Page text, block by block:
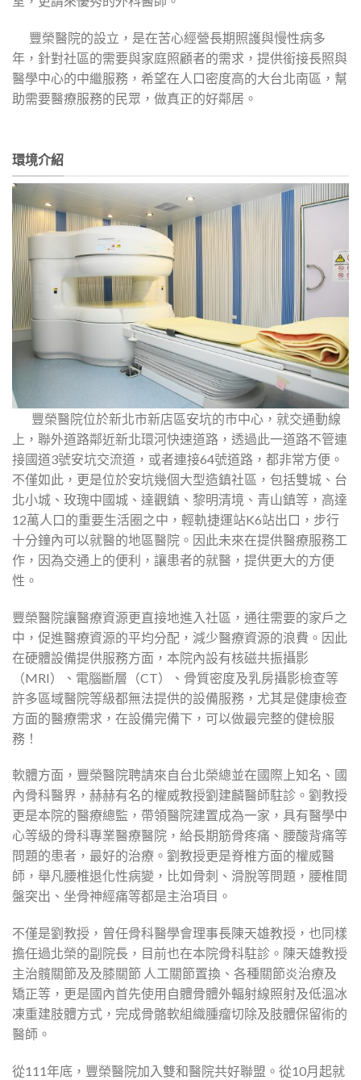
豐榮醫院的設立，是在苦心經營長期照護與慢性病多
年，針對社區的需要與家庭照顧者的需求，提供銜接長照與
醫學中心的中繼服務，希望在人口密度高的大台北南區，幫
助需要醫療服務的民眾，做真正的好鄰居。
環境介紹
豐榮醫院位於新北市新店區安坑的市中心，就交通動線
上，聯外道路鄰近新北環河快速道路，透過此一道路不管連
接國道3號安坑交流道，或者連接64號道路，都非常方便。
不僅如此，更是位於安坑幾個大型造鎮社區，包括雙城、台
北小城、玫瑰中國城、達觀鎮、黎明清境、青山鎮等，高達
12萬人口的重要生活圈之中，輕軌捷運站K6站出口，步行
十分鐘內可以就醫的地區醫院。因此未來在提供醫療服務工
作，因為交通上的便利，讓患者的就醫，提供更大的方便
性。
豐榮醫院讓醫療資源更直接地進入社區，通往需要的家戶之
中，促進醫療資源的平均分配，減少醫療資源的浪費。因此
在硬體設備提供服務方面，本院內設有核磁共振攝影
（MRI）、電腦斷層（CT）、骨質密度及乳房攝影檢查等
許多區域醫院等級都無法提供的設備服務，尤其是健康檢查
方面的醫療需求，在設備完備下，可以做最完整的健檢服
務！
軟體方面，豐榮醫院聘請來自台北榮總並在國際上知名、國
內骨科醫界，赫赫有名的權威教授劉建麟醫師駐診。劉教授
更是本院的醫療總監，帶領醫院建置成為一家，具有醫學中
心等級的骨科專業醫療醫院，給長期筋骨疼痛、腰酸背痛等
問題的患者，最好的治療。劉教授更是脊椎方面的權威醫
師，舉凡腰椎退化性病變，比如骨刺、滑脫等問題，腰椎間
盤突出、坐骨神經痛等都是主治項目。
不僅是劉教授，曾任骨科醫學會理事長陳天雄教授，也同樣
擔任過北榮的副院長，目前也在本院骨科駐診。陳天雄教授
主治髖關節及及膝關節 人工關節置換、各種關節炎治療及
矯正等，更是國內首先使用自體骨體外輻射線照射及低溫冰
凍重建肢體方式，完成骨骼軟組織腫瘤切除及肢體保留術的
醫師。
從111年底，豐榮醫院加入雙和醫院共好聯盟。從10月起就